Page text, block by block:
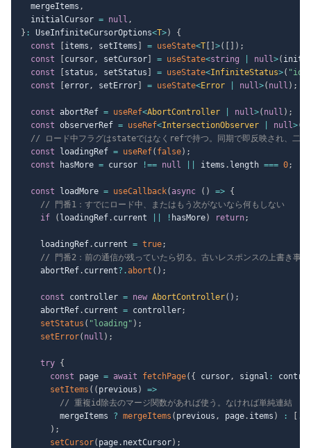
  mergeItems
,
  initialCursor
= null ,
} : UseInfiniteCursorOptions<T>)
{
const
items , setItems = useState<T >( ) ;
const
cursor, setCursor = useState<string null>(
const
status , setStatus = useState<InfiniteStatus>(
const
error, setError = useState<Error null>( null ) ;
const abortRef = useRef<AbortController null>( null ) ;
const observerRef = useRef<IntersectionObserver null>(
// ロード中フラグはstateではなくrefで持つ。同期で即反映され、二重
const loadingRef = useRef( false) ;
const hasMore = cursor !== null items . length === 0;
const loadMore = useCallback( async ( ) => {
// 門番1：すでにロード中、またはもう次がないなら何もしない
if
( loadingRef. current ! hasMore) return;
    loadingRef
. current = true;
// 門番2：前の通信が残っていたら切る。古いレスポンスの上書き事故
    abortRef
. current?.abort ( ) ;
const controller = new AbortController( ) ;
    abortRef
. current = controller;
setStatus ( "loading" ) ;
setError( null ) ;
try {
const page = await fetchPage( { cursor, signal :
setItems ( ( previous )
=>
// 重複id除去のマージ関数があれば使う。なければ単純連結
        mergeItems
? mergeItems ( previous , page. items ) :
) ;
setCursor( page. nextCursor) ;